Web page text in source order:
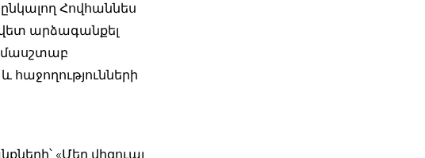
Հովհաննես
արձագանքել
«Մեր վիզուալ